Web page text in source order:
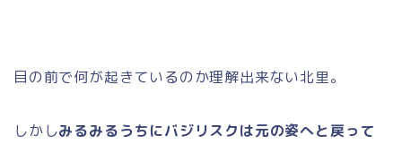
目の前で何が起きているのか理解出来ない北里。
しかしみるみるうちにバジリスクは元の姿へと戻って